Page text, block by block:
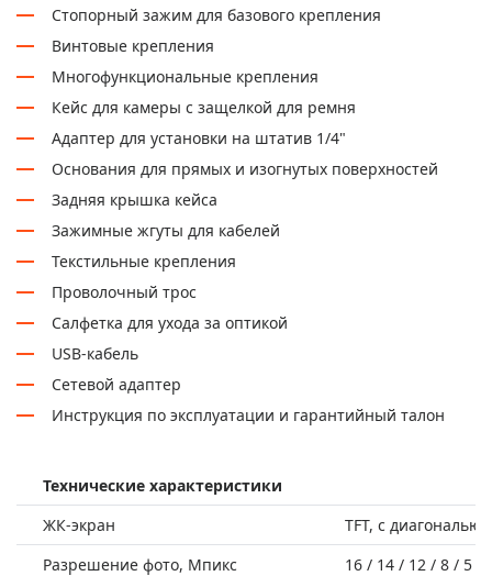
Стопорный зажим для базового крепления
Винтовые крепления
Многофункциональные крепления
Кейс для камеры с защелкой для ремня
Адаптер для установки на штатив 1/4"
Основания для прямых и изогнутых поверхностей
Задняя крышка кейса
Зажимные жгуты для кабелей
Текстильные крепления
Проволочный трос
Салфетка для ухода за оптикой
USB-кабель
Сетевой адаптер
Инструкция по эксплуатации и гарантийный талон
Технические характеристики
ЖК-экран
TFT, с диагональю
Разрешение фото, Мпикс
16 / 14 / 12 / 8 / 5 /